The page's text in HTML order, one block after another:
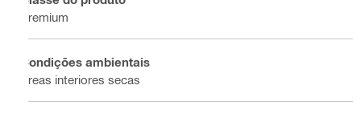
Premium
Condições ambientais
Áreas interiores secas